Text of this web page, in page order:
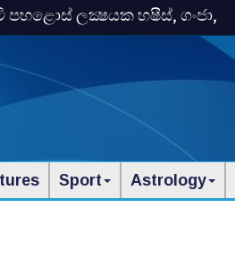
ලක්‍ෂයක හෂීස්‌, ගංජා,
Sport Astrology